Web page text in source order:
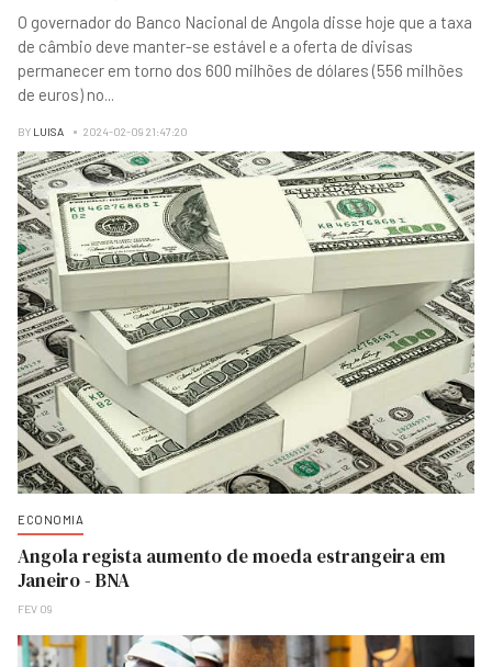
O governador do Banco Nacional de Angola disse hoje que a taxa
de câmbio deve manter-se estável e a oferta de divisas
permanecer em torno dos 600 milhões de dólares (556 milhões
de euros) no...
BY LUISA 2024-02-09 21:47:20
Angola regista aumento de moeda estrangeira em
Janeiro - BNA
FEV 09